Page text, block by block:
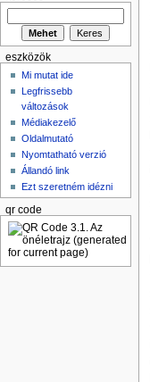
eszközök
Mi mutat ide
Legfrissebb
változások
Médiakezelő
Oldalmutató
Nyomtatható verzió
Állandó link
Ezt szeretném idézni
qr code